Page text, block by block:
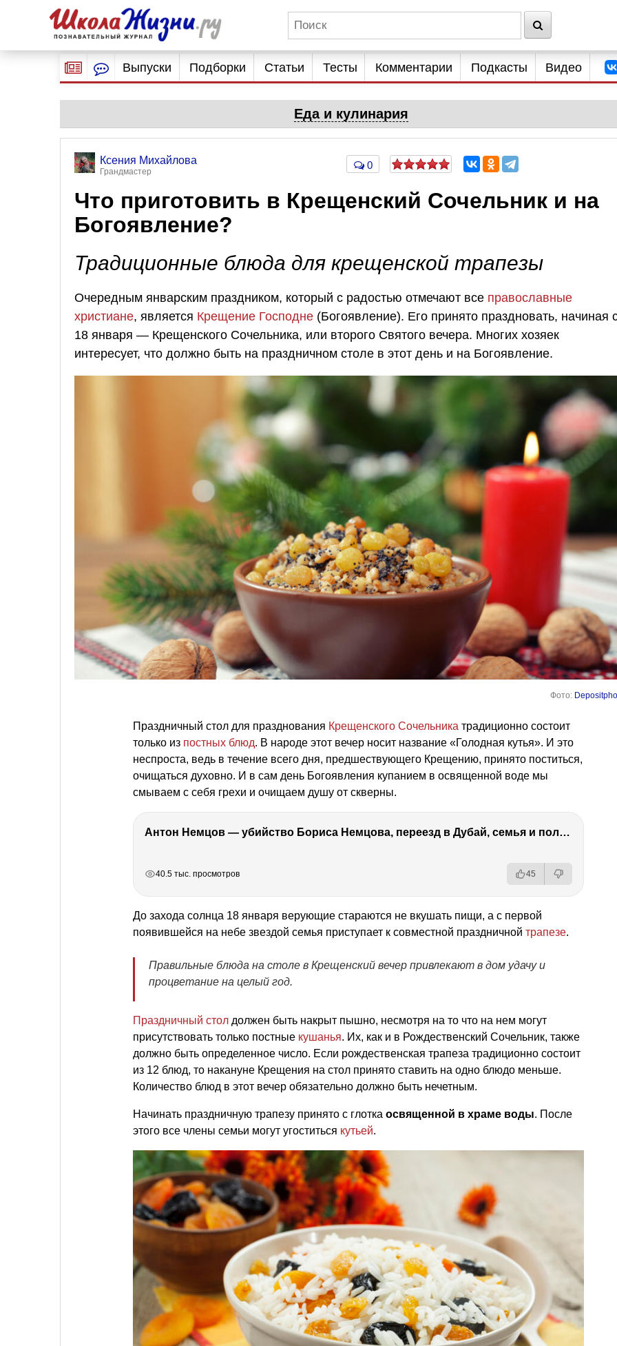
Выпуски Подборки Статьи Тесты Комментарии Подкасты Видео
Еда и кулинария
Ксения Михайлова
Грандмастер
0
Что приготовить в Крещенский Сочельник и на
Богоявление?
Традиционные блюда для крещенской трапезы
Очередным январским праздником, который с радостью отмечают все православные
христиане, является Крещение Господне (Богоявление). Его принято праздновать, начиная
18 января — Крещенского Сочельника, или второго Святого вечера. Многих хозяек
интересует, что должно быть на праздничном столе в этот день и на Богоявление.
Фото:
Праздничный стол для празднования Крещенского Сочельника традиционно состоит
только из постных блюд. В народе этот вечер носит название «Голодная кутья». И это
неспроста, ведь в течение всего дня, предшествующего Крещению, принято поститься,
очищаться духовно. И в сам день Богоявления купанием в освященной воде мы
смываем с себя грехи и очищаем душу от скверны.
Антон Немцов — убийство Бориса Немцова, переезд в Дубай, семья и политика
40.5 тыс. просмотров 45
До захода солнца 18 января верующие стараются не вкушать пищи, а с первой
появившейся на небе звездой семья приступает к совместной праздничной трапезе.
Правильные блюда на столе в Крещенский вечер привлекают в дом удачу и
процветание на целый год.
Праздничный стол должен быть накрыт пышно, несмотря на то что на нем могут
присутствовать только постные кушанья. Их, как и в Рождественский Сочельник, также
должно быть определенное число. Если рождественская трапеза традиционно состоит
из 12 блюд, то накануне Крещения на стол принято ставить на одно блюдо меньше.
Количество блюд в этот вечер обязательно должно быть нечетным.
Начинать праздничную трапезу принято с глотка освященной в храме воды. После
этого все члены семьи могут угоститься кутьей.